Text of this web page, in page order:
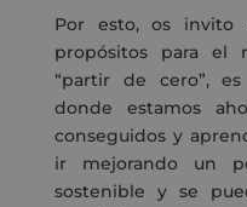
Por esto, os invito
propósitos para el
“partir de cero”,
donde estamos
conseguidos y
ir mejorando un
sostenible y se